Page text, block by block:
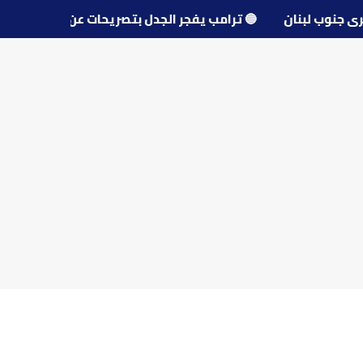
قرى جنوب لبنان 🔵ترامب يفجر الجدل بتصريحات عن